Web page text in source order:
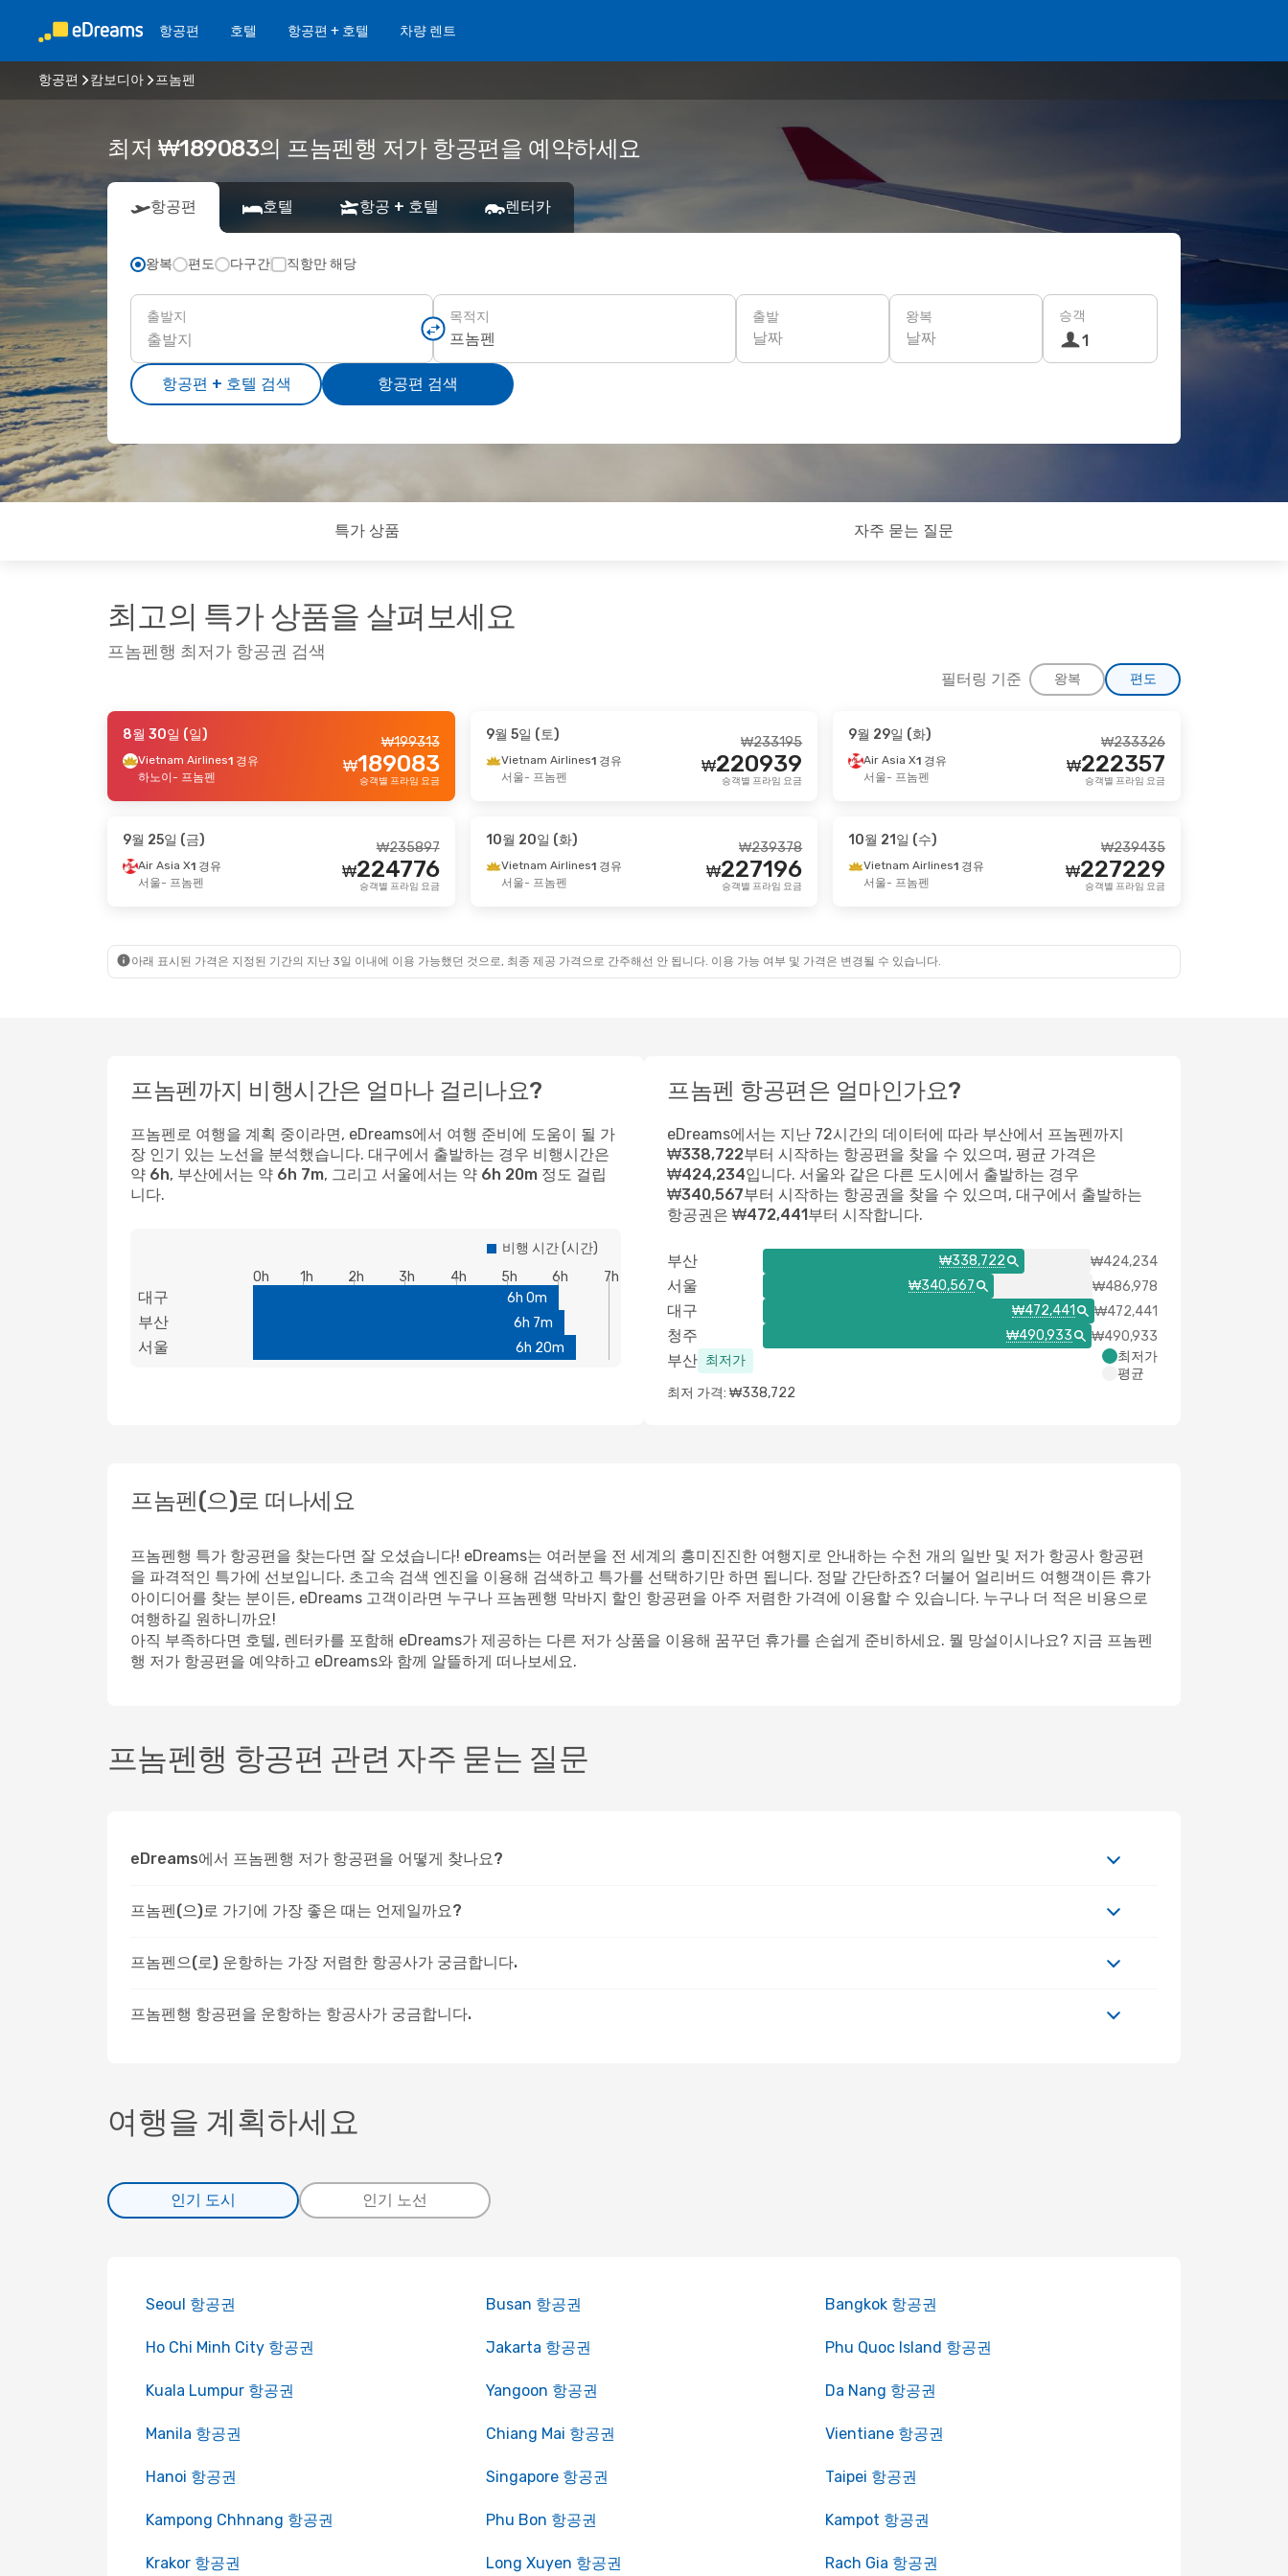
항공편 호텔 항공편 + 호텔 차량 렌트
항공편 캄보디아 프놈펜
최저 ₩189083의 프놈펜행 저가 항공편을 예약하세요
항공편 호텔 항공 + 호텔 렌터카
왕복 편도 다구간 직항만 해당
출발지 목적지 출발
날짜
왕복
날짜
승객
1
항공편 + 호텔 검색 항공편 검색
특가 상품 자주 묻는 질문
최고의 특가 상품을 살펴보세요
프놈펜행 최저가 항공권 검색
필터링 기준 왕복 편도
- 9월 20일 (일)
직항
- 프놈펜
8월 28일 (금)
Qatar Airways
- 프놈펜
9월 28일 (월) - 10월 2일 (금)
Vietnam Airlines
1 경유
- 10월 21일 (수)
Vietnam Airlines1 경유
340783
₩
승객별 프라임 요금
9월 8일 (화) - 9월 14일 (월)
Vietnam Airlines1 경유
프놈펜- 서울 340883
₩
승객별 프라임 요금
10월 27일 (화) - 11월 2일 (월)
Vietnam Airlines1 경유
프놈펜- 서울 342001
₩
8월 30일 (일)
Vietnam Airlines1 경유
하노이 - 프놈펜
199313
₩
189083
₩
승객별 프라임 요금
9월 5일 (토)
Vietnam Airlines1 경유
서울- 프놈펜
233195
₩
220939
₩
승객별 프라임 요금
9월 29일 (화)
Air Asia X1 경유
서울- 프놈펜
233326
₩
222357
₩
승객별 프라임 요금
9월 25일 (금)
Air Asia X1 경유
서울- 프놈펜
235897
₩
224776
₩
승객별 프라임 요금
10월 20일 (화)
Vietnam Airlines1 경유
서울- 프놈펜
239378
₩
227196
₩
승객별 프라임 요금
10월 21일 (수)
Vietnam Airlines1 경유
서울- 프놈펜
239435
₩
227229
₩
승객별 프라임 요금
아래 표시된 가격은 지정된 기간의 지난 3일 이내에 이용 가능했던 것으로, 최종 제공 가격으로 간주해선 안 됩니다. 이용 가능 여부 및 가격은 변경될 수 있습니다.
프놈펜까지 비행시간은 얼마나 걸리나요?
프놈펜로 여행을 계획 중이라면, eDreams에서 여행 준비에 도움이 될 가
장 인기 있는 노선을 분석했습니다. 대구에서 출발하는 경우 비행시간은
약 6h, 부산에서는 약 6h 7m, 그리고 서울에서는 약 6h 20m 정도 걸립
니다.
비행 시간 (시간)
대구
부산
서울
0h 1h 2h 3h 4h 5h 6h
7h
6h 0m
6h 7m
6h 20m
프놈펜 항공편은 얼마인가요?
eDreams에서는 지난 72시간의 데이터에 따라 부산에서 프놈펜까지
₩338,722부터 시작하는 항공편을 찾을 수 있으며, 평균 가격은
₩424,234입니다. 서울와 같은 다른 도시에서 출발하는 경우
₩340,567부터 시작하는 항공권을 찾을 수 있으며, 대구에서 출발하는
항공권은 ₩472,441부터 시작합니다.
부산
서울
대구
청주
₩338,722
₩424,234
₩340,567
₩486,978
₩472,441
₩472,441
₩490,933
₩490,933
부산 최저가
최저 가격: ₩338,722
최저가
평균
프놈펜(으)로 떠나세요
프놈펜행 특가 항공편을 찾는다면 잘 오셨습니다! eDreams는 여러분을 전 세계의 흥미진진한 여행지로 안내하는 수천 개의 일반 및 저가 항공사 항공편
을 파격적인 특가에 선보입니다. 초고속 검색 엔진을 이용해 검색하고 특가를 선택하기만 하면 됩니다. 정말 간단하죠? 더불어 얼리버드 여행객이든 휴가
아이디어를 찾는 분이든, eDreams 고객이라면 누구나 프놈펜행 막바지 할인 항공편을 아주 저렴한 가격에 이용할 수 있습니다. 누구나 더 적은 비용으로
여행하길 원하니까요!
아직 부족하다면 호텔, 렌터카를 포함해 eDreams가 제공하는 다른 저가 상품을 이용해 꿈꾸던 휴가를 손쉽게 준비하세요. 뭘 망설이시나요? 지금 프놈펜
행 저가 항공편을 예약하고 eDreams와 함께 알뜰하게 떠나보세요.
프놈펜행 항공편 관련 자주 묻는 질문
eDreams에서 프놈펜행 저가 항공편을 어떻게 찾나요?
프놈펜(으)로 가기에 가장 좋은 때는 언제일까요?
프놈펜으(로) 운항하는 가장 저렴한 항공사가 궁금합니다.
프놈펜행 항공편을 운항하는 항공사가 궁금합니다.
여행을 계획하세요
인기 도시 인기 노선
Seoul 항공권 Busan 항공권 Bangkok 항공권
Ho Chi Minh City 항공권 Jakarta 항공권 Phu Quoc Island 항공권
Kuala Lumpur 항공권 Yangoon 항공권 Da Nang 항공권
Manila 항공권 Chiang Mai 항공권 Vientiane 항공권
Hanoi 항공권 Singapore 항공권 Taipei 항공권
Kampong Chhnang 항공권 Phu Bon 항공권 Kampot 항공권
Krakor 항공권 Long Xuyen 항공권 Rach Gia 항공권